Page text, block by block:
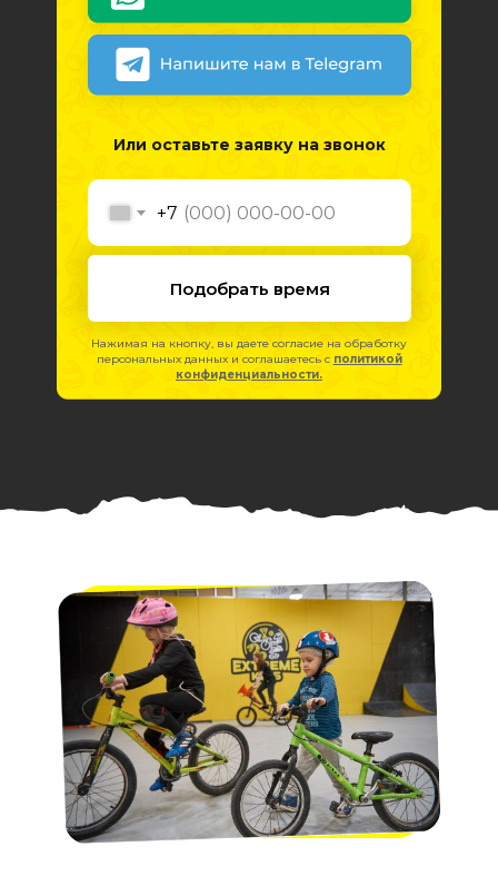
Или оставьте заявку на звонок
Подобрать время
Нажимая на кнопку, вы даете согласие на обработку
персональных данных и соглашаетесь c политикой
конфиденциальности.
+7